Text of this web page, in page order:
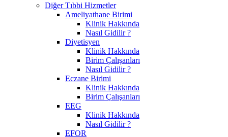
Diğer Tıbbi Hizmetler
Ameliyathane Birimi
Klinik Hakkında
Nasıl Gidilir ?
Diyetisyen
Klinik Hakkında
Birim Çalışanları
Nasıl Gidilir ?
Eczane Birimi
Klinik Hakkında
Birim Çalışanları
EEG
Klinik Hakkında
Nasıl Gidilir ?
EFOR